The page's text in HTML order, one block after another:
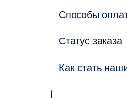
Способы
Статус заказа
Как стать